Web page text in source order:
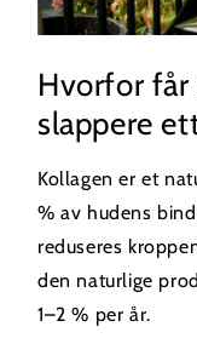
Hvorfor
slappere
Kollagen er et
% av hudens
reduseres
den naturlige
1–2 % per år.